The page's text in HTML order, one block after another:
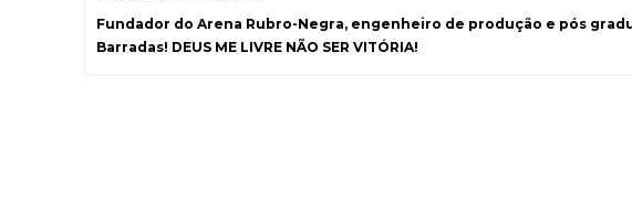
Fundador do Arena Rubro-Negra, engenheiro de produção e pós
Barradas! DEUS ME LIVRE NÃO SER VITÓRIA!